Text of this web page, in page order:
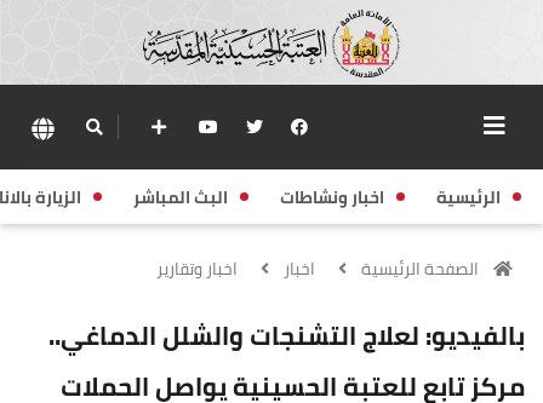
الرئيسية اخبار ونشاطات البث المباشر الزيارة
الصفحة الرئيسية اخبار اخبار وتقارير
بالفيديو: لعلاج التشنجات والشلل الدماغي..
مركز تابع للعتبة الحسينية يواصل الحملات